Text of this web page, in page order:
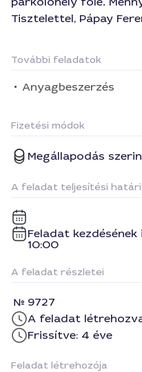
Tisztelettel, Pápay
További feladatok
Anyagbeszerzés
Fizetési módok
Megállapodás
A feladat teljesítési
Feladat
10:00
A feladat részletei
9727
A feladat
Frissítve: 4 éve
Feladat létrehozója